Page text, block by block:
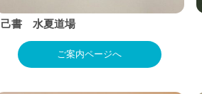
己書 水夏道場
ご案内ページへ